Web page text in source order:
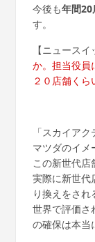
今後も年間20
す。
【ニュースイ
か。担当役員
２０店舗くら
「スカイア
マツダのイメ
この新世代店
実際に新世代
り換えをされ
世界で評価さ
の確保は本当